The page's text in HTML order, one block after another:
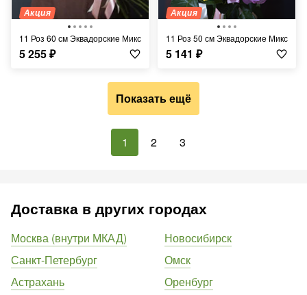
Акция
11 Роз 60 см Эквадорские Микс
5 255₽
Акция
11 Роз 50 см Эквадорские Микс
5 141 ₽
Показать ещё
1 2 3
Доставка в других городах
Москва (внутри МКАД)
Санкт-Петербург
Астрахань
Новосибирск
Омск
Оренбург